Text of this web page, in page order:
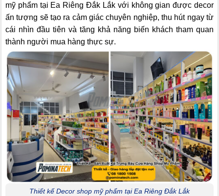
mỹ phẩm tại Ea Riêng Đắk Lắk với không gian được decor
ấn tượng sẽ tạo ra cảm giác chuyên nghiệp, thu hút ngay từ
cái nhìn đầu tiên và tăng khả năng biến khách tham quan
thành người mua hàng thực sự.
Thiết kế Decor shop mỹ phẩm tại Ea Riêng Đắk Lắk